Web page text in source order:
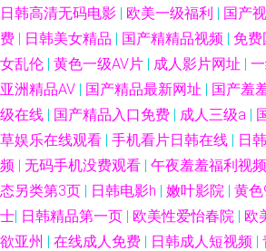
日韩高清无码电影 | 欧美一级福利 | 国产
费 | 日韩美女精品 | 国产精精品视频 | 免
女乱伦 | 黄色一级AV片 | 成人影片网址 |
亚洲精品AV | 国产精品最新网址 | 国产羞
级在线 | 国产精品入口免费 | 成人三级a |
草娱乐在线观看 | 手机看片日韩在线 | 日
频 | 无码手机没费观看 | 午夜羞羞福利视频
态另类第3页 | 日韩电影h | 嫩叶影院 | 黄
士| 日韩精品第一页 | 欧美性爱怡春院 | 欧
欲亚州 | 在线成人免费 | 日韩成人短视频 |